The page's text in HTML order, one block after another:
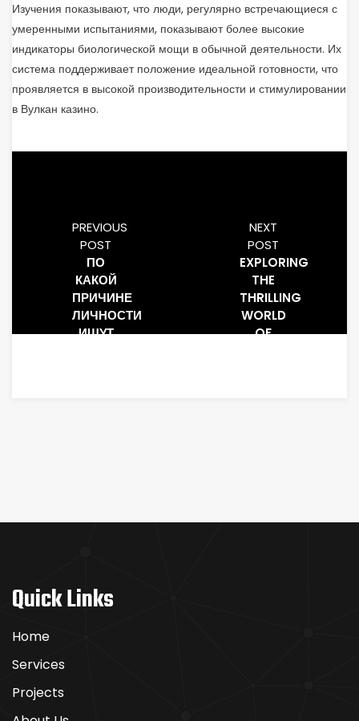
Изучения показывают, что люди, регулярно встречающиеся с
умеренными испытаниями, показывают более высокие
индикаторы биологической мощи в обычной деятельности. Их
система поддерживает положение идеальной готовности, что
проявляется в высокой производительности и стимулировании
в Вулкан казино.
PREVIOUS
POST
ПО
КАКОЙ
ПРИЧИНЕ
ЛИЧНОСТИ
ИЩУТ
NEXT
POST
EXPLORING
THE
THRILLING
WORLD
OF
Quick Links
Home
Services
Projects